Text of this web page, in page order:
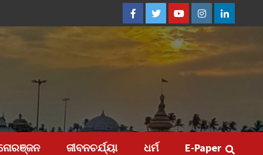
FacebookTwitterYoutubeInstagramLinkedin
ଜୀବନଚର୍ଯ୍ୟା ଧର୍ମ E-Paper